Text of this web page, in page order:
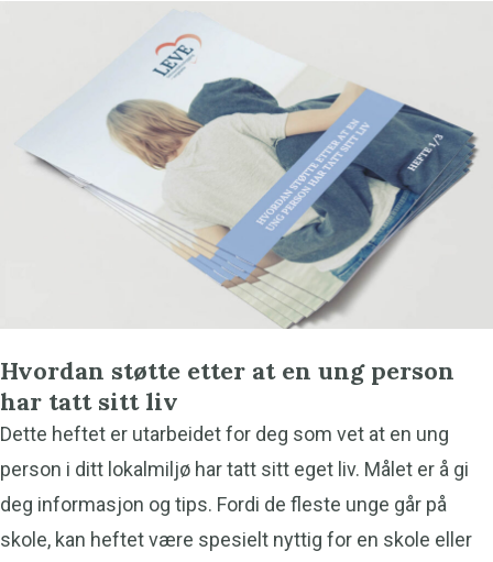
Hvordan støtte etter at en ung person
har tatt sitt liv
Dette heftet er utarbeidet for deg som vet at en ung
person i ditt lokalmiljø har tatt sitt eget liv. Målet er å gi
deg informasjon og tips. Fordi de fleste unge går på
skole, kan heftet være spesielt nyttig for en skole eller